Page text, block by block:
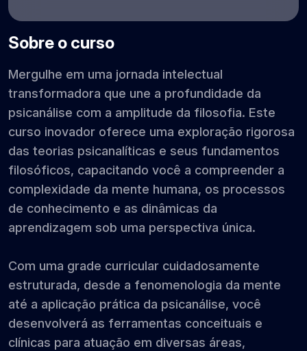
Sobre o curso
Mergulhe em uma jornada intelectual
transformadora que une a profundidade da
psicanálise com a amplitude da filosofia. Este
curso inovador oferece uma exploração rigorosa
das teorias psicanalíticas e seus fundamentos
filosóficos, capacitando você a compreender a
complexidade da mente humana, os processos
de conhecimento e as dinâmicas da
aprendizagem sob uma perspectiva única.
Com uma grade curricular cuidadosamente
estruturada, desde a fenomenologia da mente
até a aplicação prática da psicanálise, você
desenvolverá as ferramentas conceituais e
clínicas para atuação em diversas áreas,